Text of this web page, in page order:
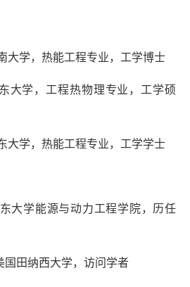
大学，热能工程专业，工学博士
东大学，工程热物理专业，工学硕
大学，热能工程专业，工学学士
东大学能源与动力工程学院，历任
国田纳西大学，访问学者